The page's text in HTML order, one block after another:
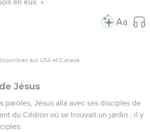
en eux. »
aux USA et C anada.
Jésus
paroles, Jésus alla avec ses disciples de
du Cédron où se trouvait un jardin ; il y